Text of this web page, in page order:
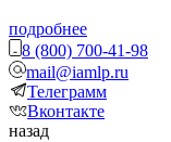
подробнее
8 (800) 700-41-98
mail@iamlp.ru
Телеграмм
Вконтакте
назад